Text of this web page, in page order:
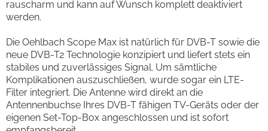
rauscharm und kann auf Wunsch komplett deaktiviert
werden.
Die Oehlbach Scope Max ist natürlich für DVB-T sowie die
neue DVB-T2 Technologie konzipiert und liefert stets ein
stabiles und zuverlässiges Signal. Um sämtliche
Komplikationen auszuschließen, wurde sogar ein LTE-
Filter integriert. Die Antenne wird direkt an die
Antennenbuchse Ihres DVB-T fähigen TV-Geräts oder der
eigenen Set-Top-Box angeschlossen und ist sofort